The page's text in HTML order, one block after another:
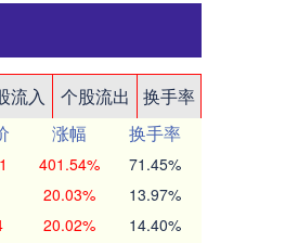
流入 个股流出
换手率
涨幅
换手率
401.54% 71.45%
20.03% 13.97%
20.02% 14.40%